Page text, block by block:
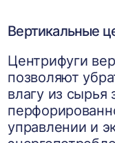
Вертикальные
Центрифуги
позволяют
влагу из сырья
управлении и